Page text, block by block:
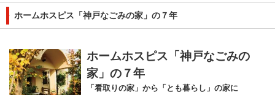
ホームホスピス「神戸なごみの家」の７年
ホームホスピス「神戸なごみの
家」の７年
「看取りの家」から「とも暮らし」の家に